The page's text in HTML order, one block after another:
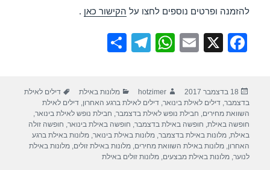
להזמנה ופרטים נוספים לחצו על הקישור כאן .
F
e
b
o
o
X
E
W
s
A
p
p
T
gr
a
m
e
פורסם
בתאריך
18 בדצמבר 2017 מחבר
hotzimer קטגוריות
מלונות באילת תגיות
דילים לאילת
בדצמבר,דילים לאילת בינואר,דילים לאילת ברגע האחרון,דילים לאילת
השוואת מחירים, חבילת נופש לאילת בדצמבר, חבילת נופש לאילת בינואר,
חופשה באילת, חופשה באילת בדצמבר, חופשה באילת בינואר, חופשה זולה
באילת,מלונות באילת בדצמבר,מלונות באילת בינואר,מלונות באילת ברגע
האחרון,מלונות באילת השוואת מחירים,מלונות באילת זולים,מלונות באילת
לנוער,מלונות באילת מבצעים,מלונות זולים באילת